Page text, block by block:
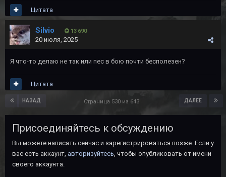
Цитата
Silvio 13 690
20 июля, 2025
Я что-то делаю не так или пес в бою почти бесполезен?
Цитата
НАЗАД ДАЛЕЕ
Страница 530 из 643
Присоединяйтесь к обсуждению
Вы можете написать сейчас и зарегистрироваться позже. Если у
вас есть аккаунт, авторизуйтесь, чтобы опубликовать от имени
своего аккаунта.